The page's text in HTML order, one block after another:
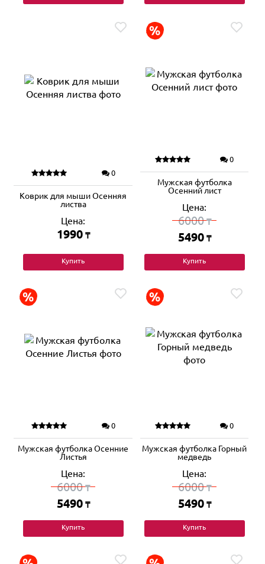
0
Коврик для мыши Осенняя
листва
Цена:
1990 ₸
Купить
0
Мужская футболка
Осенний лист
Цена:
6000₸
5490 ₸
Купить
0
Мужская футболка Осенние
Листья
Цена:
6000₸
5490 ₸
Купить
0
Мужская футболка Горный
медведь
Цена:
6000₸
5490 ₸
Купить